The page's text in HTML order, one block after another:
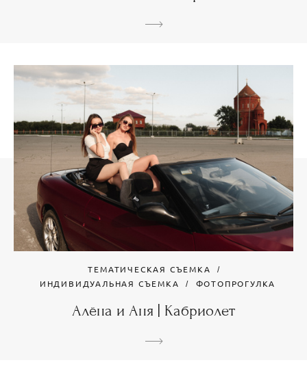
ТЕМАТИЧЕСКАЯ СЪЕМКА
ИНДИВИДУАЛЬНАЯ СЪЕМКА
ФОТОПРОГУЛКА
Алёна и Аня | Кабриолет